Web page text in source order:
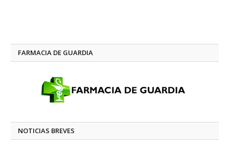
FARMACIA DE GUARDIA
NOTICIAS BREVES